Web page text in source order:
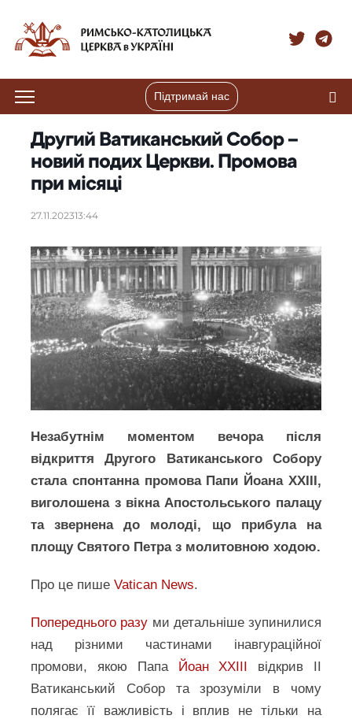
Підтримай нас
Другий Ватиканський Собор –
новий подих Церкви. Промова
при місяці
27.11.202313:44
Незабутнім моментом вечора після
відкриття Другого Ватиканського Собору
стала спонтанна промова Папи Йоана ХХІІІ,
виголошена з вікна Апостольського палацу
та звернена до молоді, що прибула на
площу Святого Петра з молитовною ходою.
Про це пишеVatican News.
Попереднього разу ми детальніше зупинилися
над різними частинами інавгураційної
промови, якою Папа Йоан ХХІІІ відкрив ІІ
Ватиканський Собор та зрозуміли в чому
полягає її важливість і вплив не тільки на